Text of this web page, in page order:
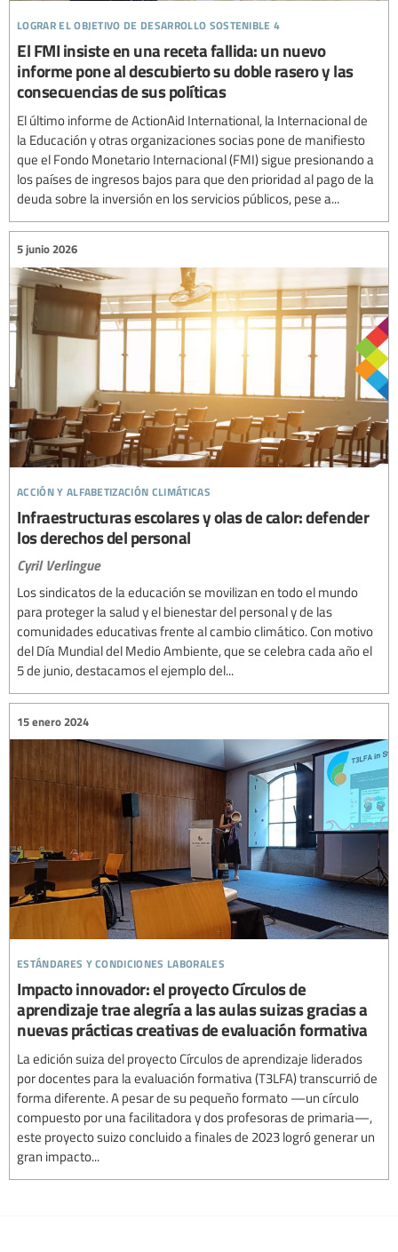
lograr el objetivo de desarrollo sostenible 4
El FMI insiste en una receta fallida: un nuevo
informe pone al descubierto su doble rasero y las
consecuencias de sus políticas
El último informe de ActionAid International, la Internacional de
la Educación y otras organizaciones socias pone de manifiesto
que el Fondo Monetario Internacional (FMI) sigue presionando a
los países de ingresos bajos para que den prioridad al pago de la
deuda sobre la inversión en los servicios públicos, pese a...
acción y alfabetización climáticas
5 junio 2026
Infraestructuras escolares y olas de calor: defender
los derechos del personal
Cyril Verlingue
Los sindicatos de la educación se movilizan en todo el mundo
para proteger la salud y el bienestar del personal y de las
comunidades educativas frente al cambio climático. Con motivo
del Día Mundial del Medio Ambiente, que se celebra cada año el
5 de junio, destacamos el ejemplo del...
estándares y condiciones laborales
15 enero 2024
Impacto innovador: el proyecto Círculos de
aprendizaje trae alegría a las aulas suizas gracias a
nuevas prácticas creativas de evaluación formativa
La edición suiza del proyecto Círculos de aprendizaje liderados
por docentes para la evaluación formativa (T3LFA) transcurrió de
forma diferente. A pesar de su pequeño formato —un círculo
compuesto por una facilitadora y dos profesoras de primaria—,
este proyecto suizo concluido a finales de 2023 logró generar un
gran impacto...